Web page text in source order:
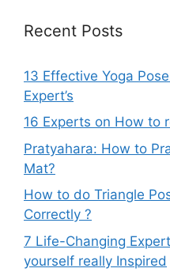
Recent Posts
13 Effective Yoga
Expert’s
16 Experts on How to
Pratyahara: How to
Mat?
How to do Triangle
Correctly ?
7 Life-Changing
yourself really Inspired